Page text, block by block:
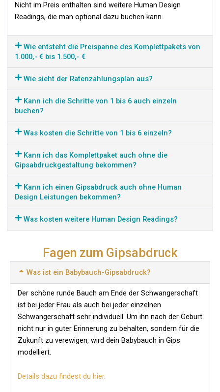
Nicht im Preis enthalten sind weitere Human Design
Readings, die man optional dazu buchen kann.
Wie entsteht die Preispanne des Komplettpakets von
1.000,- € bis 1.500,- €
Wie sieht der Ratenzahlungsplan aus?
Kann ich die Schritte von 1 bis 6 auch einzeln
buchen?
Was kosten die Schritte von 1 bis 6 einzeln?
Kann ich das Komplettpaket auch ohne die
Gipsabdruckgestaltung bekommen?
Kann ich einen Gipsabdruck auch ohne Human
Design Leistungen bekommen?
Was kosten weitere Human Design Readings?
Fagen zum Gipsabdruck
Was ist ein Babybauch-Gipsabdruck?
Der schöne runde Bauch am Ende der Schwangerschaft
ist bei jeder Frau als auch bei jeder einzelnen
Schwangerschaft sehr individuell. Um ihn nach der Geburt
nicht nur in guter Erinnerung zu behalten, sondern für die
Zukunft zu verewigen, wird dein Babybauch in Gips
modelliert.
Details dazu findest du hier.